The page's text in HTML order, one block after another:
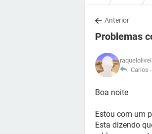
Anterior
Problemas
Carlos -
Boa noite
Estou com um
Esta dizendo